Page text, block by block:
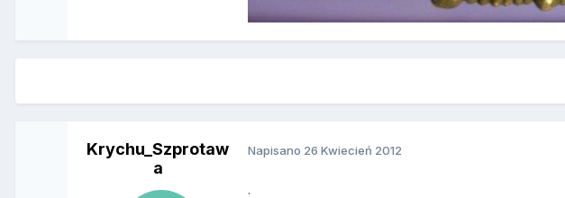
Krychu_Szprotaw
a
Napisano 26 Kwiecień 2012
.